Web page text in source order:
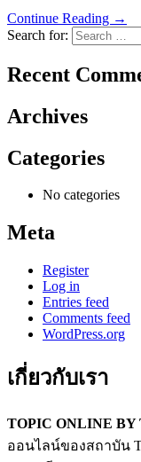
Continue Reading →
Search for:
Recent
Archives
Categories
No categories
Meta
Register
Log in
Entries feed
Comments feed
WordPress.org
เกี่ยวกับเรา
TOPIC ONLINE
ออนไลน์ของสถาบัน